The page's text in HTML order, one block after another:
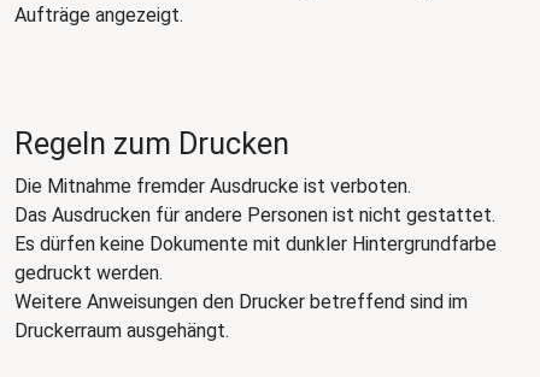
Aufträge angezeigt.
Regeln zum Drucken
Die Mitnahme fremder Ausdrucke ist verboten.
Das Ausdrucken für andere Personen ist nicht gestattet.
Es dürfen keine Dokumente mit dunkler Hintergrundfarbe
gedruckt werden.
Weitere Anweisungen den Drucker betreffend sind im
Druckerraum ausgehängt.